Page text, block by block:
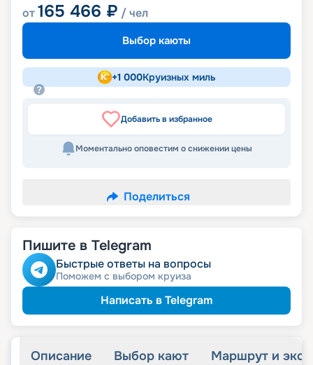
от165 466 ₽ / чел
Выбор каюты
+1 000Круизных миль
Добавить в избранное
Моментально оповестим о снижении цены
Поделиться
Пишите в Telegram
Быстрые ответы на вопросы
Поможем с выбором круиза
Написать в Telegram
Описание Выбор кают Маршрут и